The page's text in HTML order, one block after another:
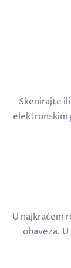
Skenirajte
elektronskim
U najkraćem
obaveza.